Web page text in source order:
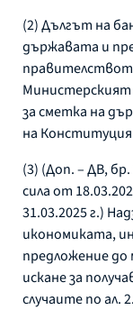
(2) Дългът на
държавата и
Министерският
за сметка на
на
(3) (Доп. – ДВ,
сила от
31.03.2025 г.)
икономиката,
предложение
искане за
случаите по ал. 2.